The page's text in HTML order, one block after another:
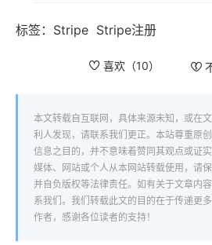
标签： Stripe Stripe注册
喜欢（10）
本文转载自互联网，具体来源未知，或在
利人发现，请联系我们更正。本站尊重原
信息之目的，并不意味着赞同其观点或证
媒体、网站或个人从本网站转载使用，请
并自负版权等法律责任。如有关于文章内
系我们。我们转载此文的目的在于传递更
作者，感谢各位读者的支持！